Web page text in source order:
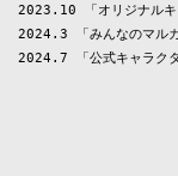
2023.10 「オリジナルキ
2024.3 「みんなのマル
2024.7 「公式キャラクタ